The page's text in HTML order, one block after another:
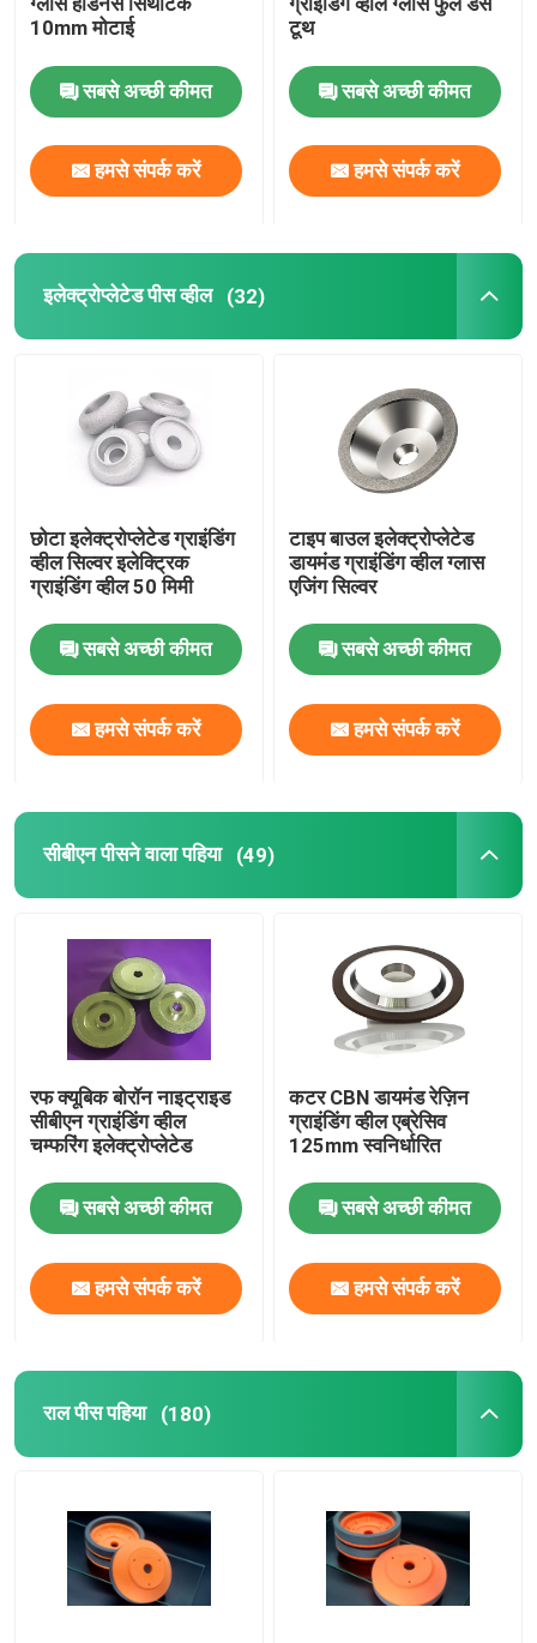
हीरा काटने वाला डिस्क
10mm मोटाई
सबसे अच्छी कीमत
हमसे संपर्क करें
टूथ
सबसे अच्छी कीमत
हमसे संपर्क करें
इलेक्ट्रोप्लेटेड पीस व्हील (32)
छोटा इलेक्ट्रोप्लेटेड ग्राइंडिंग
व्हील सिल्वर इलेक्ट्रिक
ग्राइंडिंग व्हील 50 मिमी
सबसे अच्छी कीमत
हमसे संपर्क करें
टाइप बाउल इलेक्ट्रोप्लेटेड
डायमंड ग्राइंडिंग व्हील ग्लास
एजिंग सिल्वर
सबसे अच्छी कीमत
हमसे संपर्क करें
सीबीएन पीसने वाला पहिया (49)
रफ क्यूबिक बोरॉन नाइट्राइड
सीबीएन ग्राइंडिंग व्हील
चम्फरिंग इलेक्ट्रोप्लेटेड
सबसे अच्छी कीमत
हमसे संपर्क करें
कटर CBN डायमंड रेज़िन
ग्राइंडिंग व्हील एब्रेसिव
125mm स्वनिर्धारित
सबसे अच्छी कीमत
हमसे संपर्क करें
राल पीस पहिया (180)